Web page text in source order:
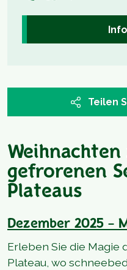
gefrorenen
Plateaus
Dezember 2025 –
Erleben Sie die Magie
Plateau, wo
Teilen